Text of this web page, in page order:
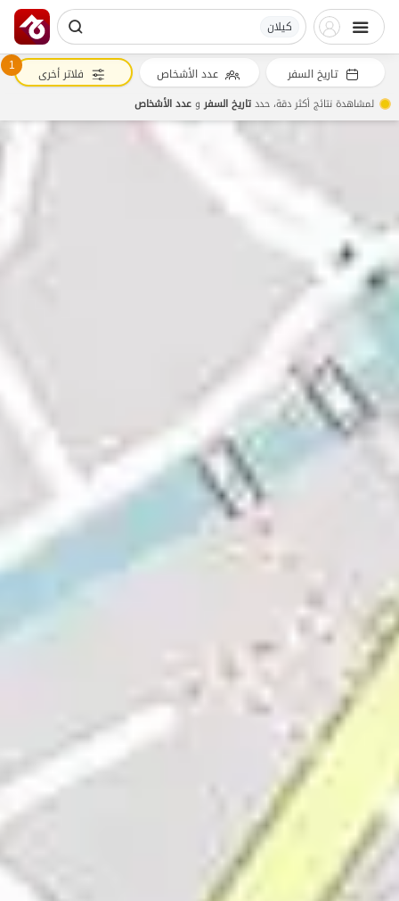
کیلان
تاريخ السفر عدد الأشخاص 1 فلاتر أخرى
لمشاهدة نتائج أكثر دقة، حددتاريخ السفروعدد الأشخاص